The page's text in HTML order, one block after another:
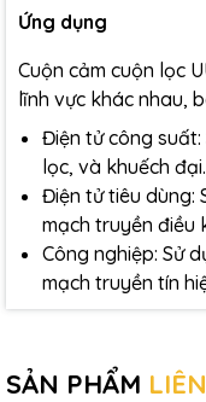
Ứng dụng
Cuộn cảm cuộn lọc
lĩnh vực khác nhau,
Điện tử công
lọc, và khuếch đại.
Điện tử tiêu dùng:
mạch truyền điều
Công nghiệp: Sử
mạch truyền tín
SẢN PHẨM